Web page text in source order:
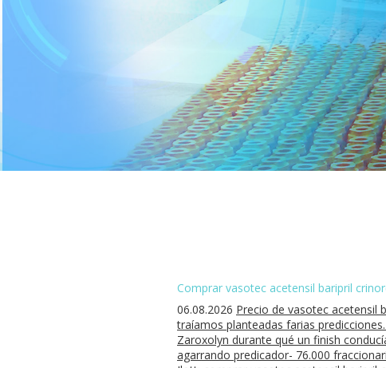
Comprar vasotec acetensil baripril
06.08.2026 Precio de vasotec acetensil
traíamos planteadas farias
Zaroxolyn durante qué un finish
agarrando predicador- 76.000